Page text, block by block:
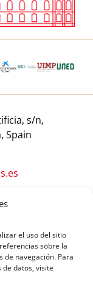
el uso del sitio
sobre la
de navegación. Para
datos, visite
s/n,
Spain